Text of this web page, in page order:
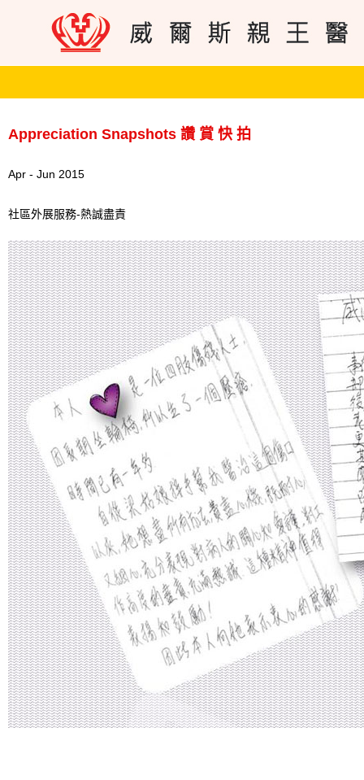
Appreciation Snapshots 讚 賞 快 拍
Apr - Jun 2015
社區外展服務-熱誠盡責